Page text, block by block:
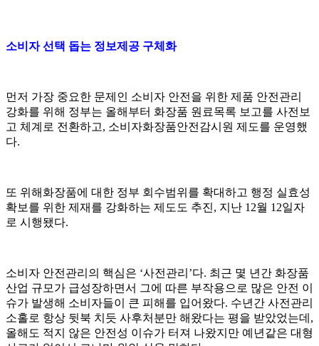
소비자 선택 돕는 정보제공 구체화
먼저 가장 중요한 문제인 소비자 안전을 위한 제품 안전관리
강화를 위해 정부는 올해부터 화장품 원료목록 보고를 사전보
고 체계로 전환하고, 소비자화장품안전감시원 제도를 운영했
다.
또 위해화장품에 대한 정부 회수범위를 확대하고 행정 실효성
확보를 위한 제재를 강화하는 제도도 추진, 지난 12월 12일자
로 시행됐다.
소비자 안전관리의 핵심은 ‘사전관리’다. 최근 몇 년간 화장품
산업 규모가 급성장하면서 그에 따른 부작용으로 많은 안전 이
슈가 발생해 소비자들이 큰 피해를 입어왔다. 수년간 사전관리
소홀로 항상 뒷북 치듯 사후처분만 해왔다는 평을 받았었는데,
올해도 적지 않은 안전성 이슈가 터져 나왔지만 예년같은 대형